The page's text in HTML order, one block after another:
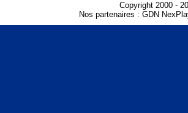
Copyright 2000 -
Nos partenaires : GDN